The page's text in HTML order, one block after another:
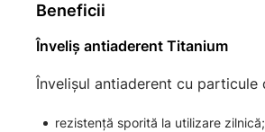
Beneficii
Înveliș antiaderent Titanium
Învelișul antiaderent cu particule
rezistență sporită la utilizare zilnică;